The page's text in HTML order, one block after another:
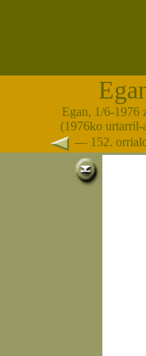
Egan, 1/6-1976
(1976ko urtarril-
— 152.